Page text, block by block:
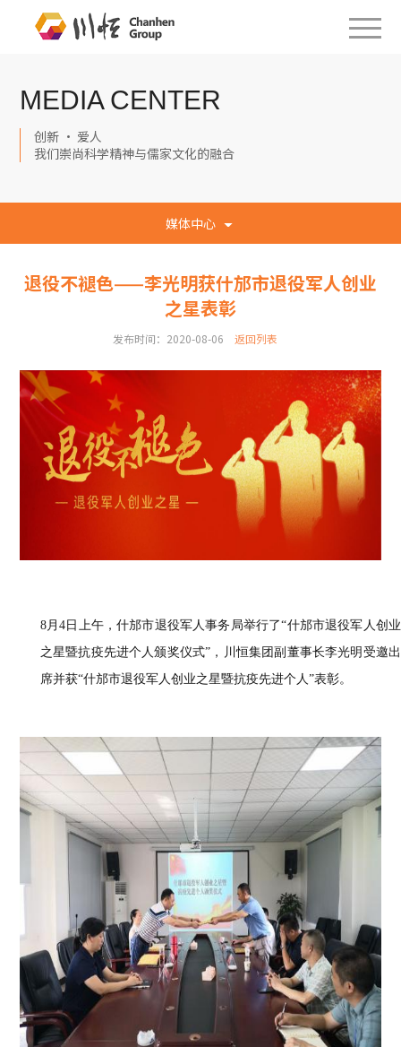
MEDIA CENTER
创新 · 爱人
我们崇尚科学精神与儒家文化的融合
媒体中心
退役不褪色——李光明获什邡市退役军人创业
之星表彰
发布时间：2020-08-06 返回列表
8月4日上午，什邡市退役军人事务局举行了“什邡市退役军人创业
之星暨抗疫先进个人颁奖仪式” ， 川恒集团副董事长李光明受邀出
席并获“什邡市退役军人创业之星暨抗疫先进个人”表彰。